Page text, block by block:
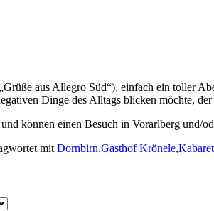
aus Allegro Süd“), einfach ein toller
Dinge des Alltags blicken möchte,
können einen Besuch in Vorarlberg und/
mit Dornbirn,Gasthof Krönele,